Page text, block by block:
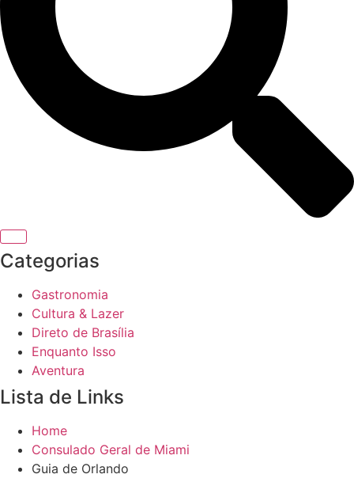
Categorias
Gastronomia
Cultura & Lazer
Direto de Brasília
Enquanto Isso
Aventura
Lista de Links
Home
Consulado Geral de Miami
Guia de Orlando